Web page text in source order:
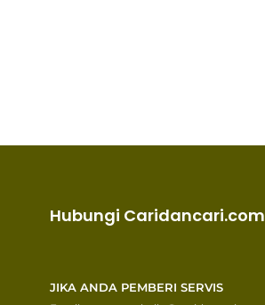
Hubungi Caridancari.com
JIKA ANDA PEMBERI SERVIS